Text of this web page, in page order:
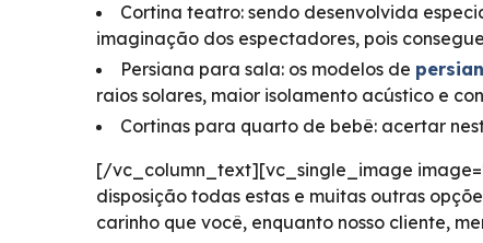
Cortina teatro: sendo desenvolvida
imaginação dos espectadores, pois
Persiana para sala: os modelos de
raios solares, maior isolamento acústico e
Cortinas para quarto de bebê: acertar
[/vc_column_text][vc_single_image
disposição todas estas e muitas outras
carinho que você, enquanto nosso cliente,